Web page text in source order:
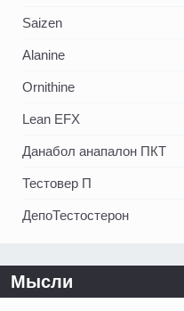
Saizen
Alanine
Ornithine
Lean EFX
Данабол анапалон ПКТ
Тестовер П
ДепоТестостерон
Мысли